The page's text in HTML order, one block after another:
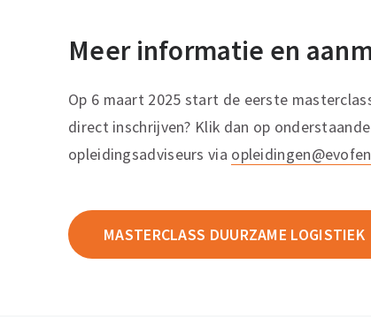
Meer informatie en
Op 6 maart 2025 start de eerste
direct inschrijven? Klik dan op
opleidingsadviseurs via
MASTERCLASS DUURZAME LOGISTIEK